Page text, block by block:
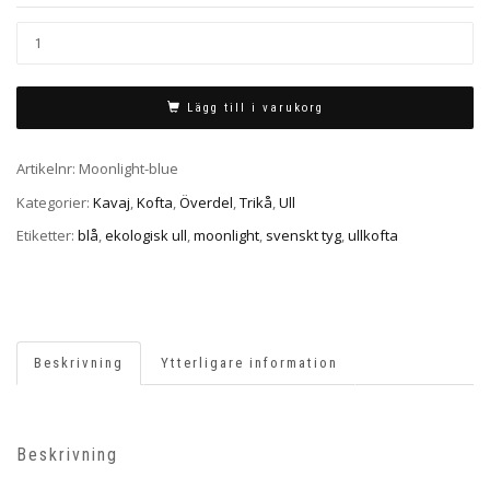
Lägg till i varukorg
Artikelnr: Moonlight-blue
Kategorier: Kavaj Kofta Överdel Trikå Ull
Etiketter: blå,ekologisk ull,moonlight, svenskt tyg,ullkofta
Beskrivning Ytterligare information
Beskrivning